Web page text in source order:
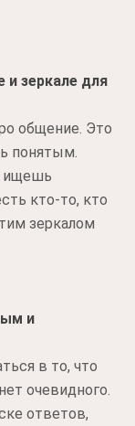
и зеркале для
общение. Это
понятым.
ищешь
кто-то, кто
зеркалом
и
в то, что
очевидного.
ответов,